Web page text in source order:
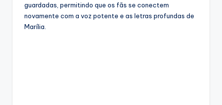
guardadas, permitindo que os fãs se conectem
novamente com a voz potente e as letras profundas de
Marília.